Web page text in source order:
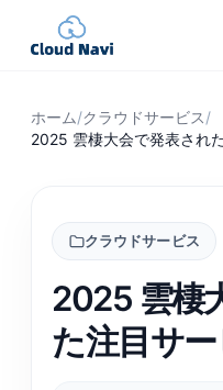
ホーム/クラウドサービス/
2025 雲棲大会で発表され
クラウドサービス
2025 雲棲
た注目サ